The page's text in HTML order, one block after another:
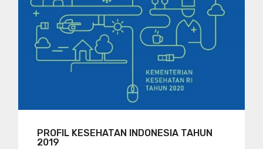
PROFIL KESEHATAN INDONESIA TAHUN
2019